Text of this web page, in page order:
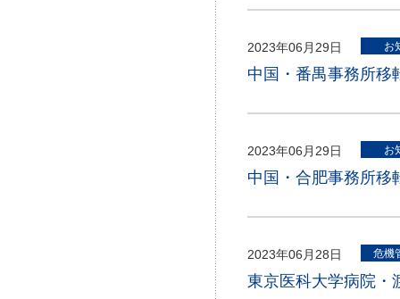
2023年06月29日 お
中国・番禺事務所移
2023年06月29日 お
中国・合肥事務所移
2023年06月28日 危機
東京医科大学病院